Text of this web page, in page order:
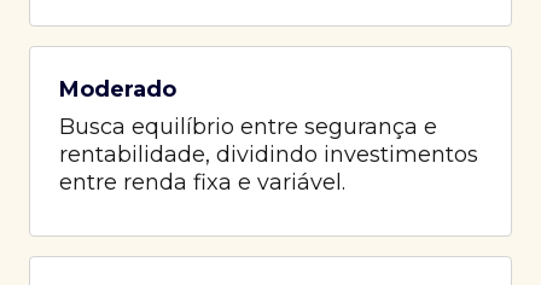
Moderado
Busca equilíbrio entre segurança e
rentabilidade, dividindo investimentos
entre renda fixa e variável.